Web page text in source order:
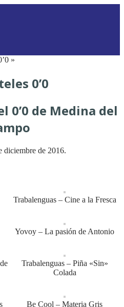
»
0’0
0’0 de Medina del
diciembre de 2016.
Trabalenguas – Cine a la Fresca
Yovoy – La pasión de Antonio
Trabalenguas – Piña «Sin»
Colada
Be Cool – Materia Gris